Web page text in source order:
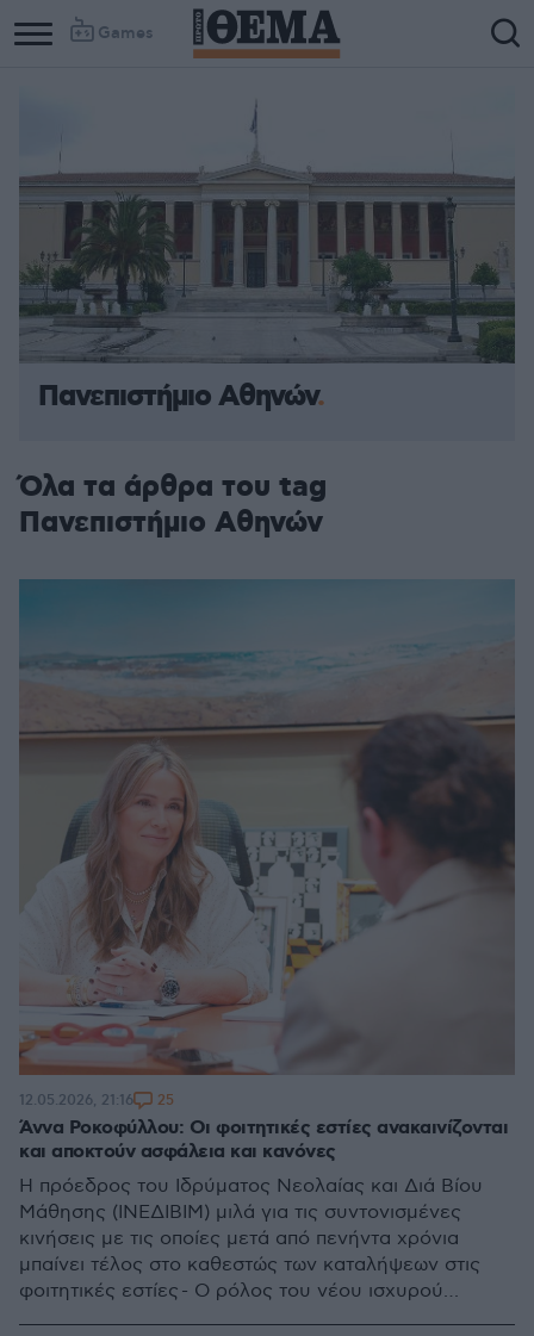
Games
Πανεπιστήμιο Αθηνών
Όλα τα άρθρα του tag
Πανεπιστήμιο Αθηνών
Άννα Ροκοφύλλου: Οι φοιτητικές εστίες ανακαινίζονται
και αποκτούν ασφάλεια και κανόνες
Η πρόεδρος του Ιδρύματος Νεολαίας και Διά Βίου
Μάθησης (ΙΝΕΔΙΒΙΜ) μιλά για τις συντονισμένες
κινήσεις με τις οποίες μετά από πενήντα χρόνια
μπαίνει τέλος στο καθεστώς των καταλήψεων στις
φοιτητικές εστίες - Ο ρόλος του νέου ισχυρού
12.05.2026, 21:16 25